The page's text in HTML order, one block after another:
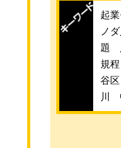
起
ノ
題
規
谷
川